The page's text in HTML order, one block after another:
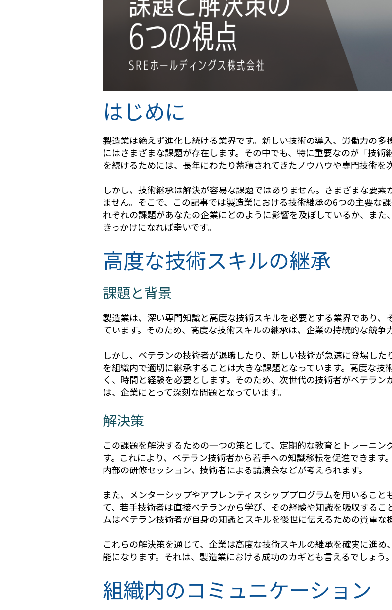
はじめに
製造業は絶えず進化し続ける業界です。新しい技術の導入、労働力の多
にはさまざまな課題が存在します。その中でも、 特に重要なのが「技術
を続けるためには、長年にわたり蓄積されてきたノウハウや専門技術を
しかし、技術継承は解決が容易な課題ではありません。さまざまな要
ません。そこで、この記事では製造業における技術継承の6つの主要な
れぞれの課題があなたの企業にどのように影響を及ぼしているか、また
きっかけになれば幸いです。
高度な技術スキルの継承
課題と背景
製造業は、深い専門知識と高度な技術スキルを必要とする業界であり
ています。そのため、高度な技術スキルの継承は、企業の持続的な競争
しかし、ベテランの技術者が退職したり、新しい技術が急速に登場し
を組織内で適切に継承することは大きな課題となっています。高度な技
く、時間と経験を必要とします。そのため、次世代の技術者がベテラ
は、企業にとって深刻な問題となっています。
解決策
この課題を解決するための一つの策として、定期的な教育とトレーニ
す。これにより、ベテラン技術者から若手への知識移転を促進できます
内部の研修セッション、技術者による講演会などが考えられます。
また、メンターシップやアプレンティスシッププログラムを用いること
て、若手技術者は直接ベテランから学び、その経験や知識を吸収するこ
ムはベテラン技術者が自身の知識とスキルを後世に伝えるための貴重な
これらの解決策を通じて、企業は高度な技術スキルの継承を確実に進
能になります。それは、製造業における成功のカギとも言えるでしょう。
組織内のコミュニケーション